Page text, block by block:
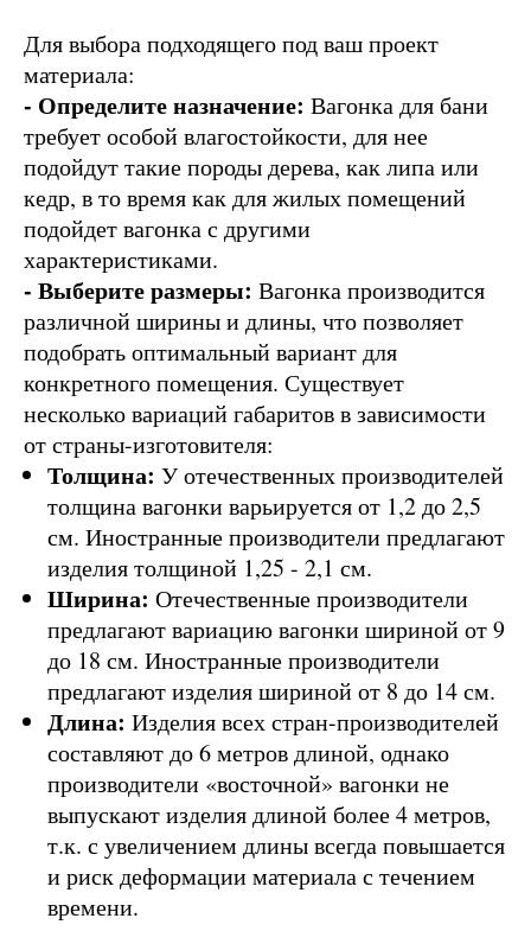
Для выбора подходящего под ваш проект
материала:
- Определите назначение: Вагонка для бани
требует особой влагостойкости, для нее
подойдут такие породы дерева, как липа или
кедр, в то время как для жилых помещений
подойдет вагонка с другими
характеристиками.
- Выберите размеры: Вагонка производится
различной ширины и длины, что позволяет
подобрать оптимальный вариант для
конкретного помещения. Существует
несколько вариаций габаритов в зависимости
от страны-изготовителя:
Толщина: У отечественных производителей
толщина вагонки варьируется от 1,2 до 2,5
см. Иностранные производители предлагают
изделия толщиной 1,25 - 2,1 см.
Ширина: Отечественные производители
предлагают вариацию вагонки шириной от 9
до 18 см. Иностранные производители
предлагают изделия шириной от 8 до 14 см.
Длина: Изделия всех стран-производителей
составляют до 6 метров длиной, однако
производители «восточной» вагонки не
выпускают изделия длиной более 4 метров,
т.к. с увеличением длины всегда повышается
и риск деформации материала с течением
времени.